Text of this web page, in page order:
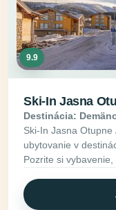
9.9
Ski-In Jasna
Destinácia:
Ski-In Jasna
ubytovanie v
Pozrite si